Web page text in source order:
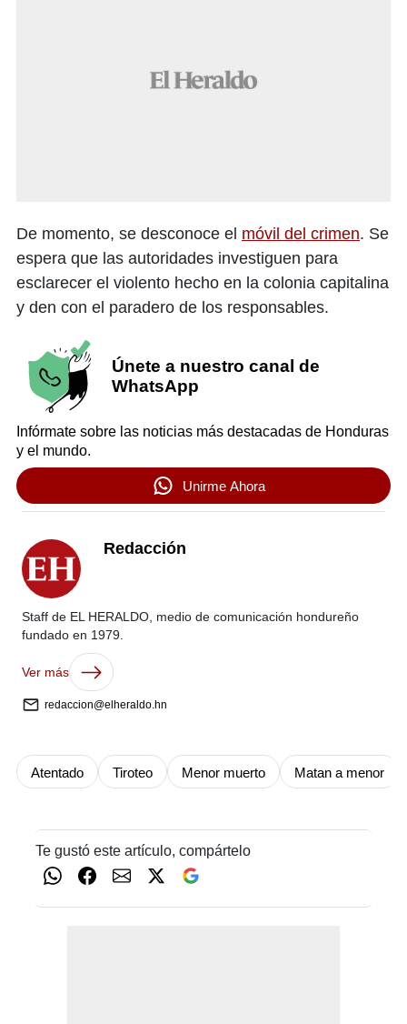
De momento, se desconoce el móvil del crimen. Se
espera que las autoridades investiguen para
esclarecer el violento hecho en la colonia capitalina
y den con el paradero de los responsables.
Únete a nuestro canal de
WhatsApp
Infórmate sobre las noticias más destacadas de Honduras
y el mundo.
Unirme Ahora
Redacción
Staff de EL HERALDO, medio de comunicación hondureño
fundado en 1979.
Ver más
redaccion@elheraldo.hn
Atentado Tiroteo Menor muerto Matan a menor
Te gustó este artículo, compártelo